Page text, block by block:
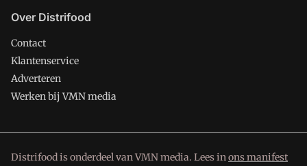
Over Distrifood
Contact
Klantenservice
Adverteren
Werken bij VMN media
Distrifood is onderdeel van VMN media. Lees inons manifest